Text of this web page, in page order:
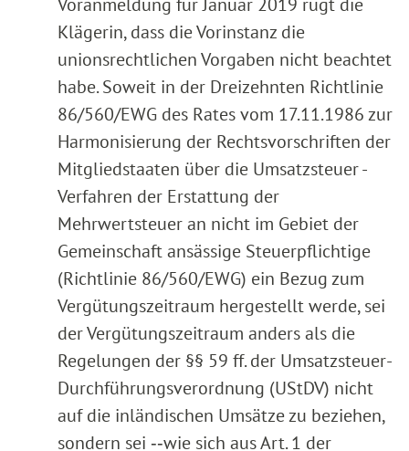
Klägerin, dass die Vorinstanz die
unionsrechtlichen Vorgaben nicht beachtet
habe. Soweit in der Dreizehnten Richtlinie
86/560/EWG des Rates vom 17.11.1986 zur
Harmonisierung der Rechtsvorschriften der
Mitgliedstaaten über die Umsatzsteuer -
Verfahren der Erstattung der
Mehrwertsteuer an nicht im Gebiet der
Gemeinschaft ansässige Steuerpflichtige
(Richtlinie 86/560/EWG) ein Bezug zum
Vergütungszeitraum hergestellt werde, sei
der Vergütungszeitraum anders als die
Regelungen der §§ 59 ff. der Umsatzsteuer-
Durchführungsverordnung (UStDV) nicht
auf die inländischen Umsätze zu beziehen,
sondern sei ‑‑wie sich aus Art. 1 der